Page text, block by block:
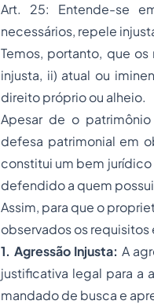
Art. 25: Entende-se
necessários, repele
Temos, portanto, que
injusta, ii) atual ou
direito próprio ou alheio.
Apesar de o
defesa patrimonial em
constitui um bem
defendido a quem
Assim, para que o
observados os
1. Agressão Injusta: A
justificativa legal para a
mandado de busca e